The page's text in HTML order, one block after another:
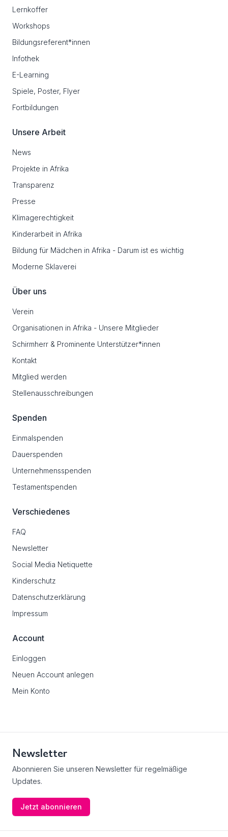
Lernkoffer
Workshops
Bildungsreferent*innen
Infothek
E-Learning
Spiele, Poster, Flyer
Fortbildungen
Unsere Arbeit
News
Projekte in Afrika
Transparenz
Presse
Klimagerechtigkeit
Kinderarbeit in Afrika
Bildung für Mädchen in Afrika - Darum ist es wichtig
Moderne Sklaverei
Über uns
Verein
Organisationen in Afrika - Unsere Mitglieder
Schirmherr & Prominente Unterstützer*innen
Kontakt
Mitglied werden
Stellenausschreibungen
Spenden
Einmalspenden
Dauerspenden
Unternehmensspenden
Testamentspenden
Verschiedenes
FAQ
Newsletter
Social Media Netiquette
Kinderschutz
Datenschutzerklärung
Impressum
Account
Einloggen
Neuen Account anlegen
Mein Konto
Newsletter
Abonnieren Sie unseren Newsletter für regelmäßige
Updates.
Jetzt abonnieren